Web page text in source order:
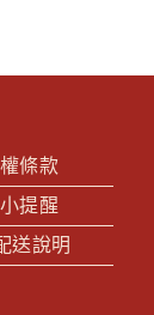
條款
提醒
送說明